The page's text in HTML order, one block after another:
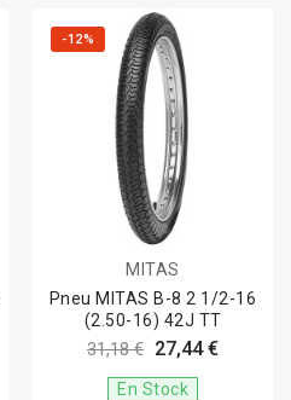
-12%
MITAS
Pneu MITAS B-8 2 1/2-16
(2.50-16) 42J TT
31,18 € 27,44 €
En Stock